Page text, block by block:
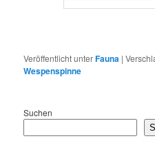
Veröffentlicht unterFauna |
Wespenspinne
Suchen